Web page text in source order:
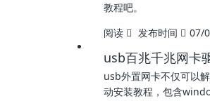
教程吧。
阅读
发布时间 07/
usb百兆千兆网卡
usb外置网卡不仅可以
动安装教程，包含